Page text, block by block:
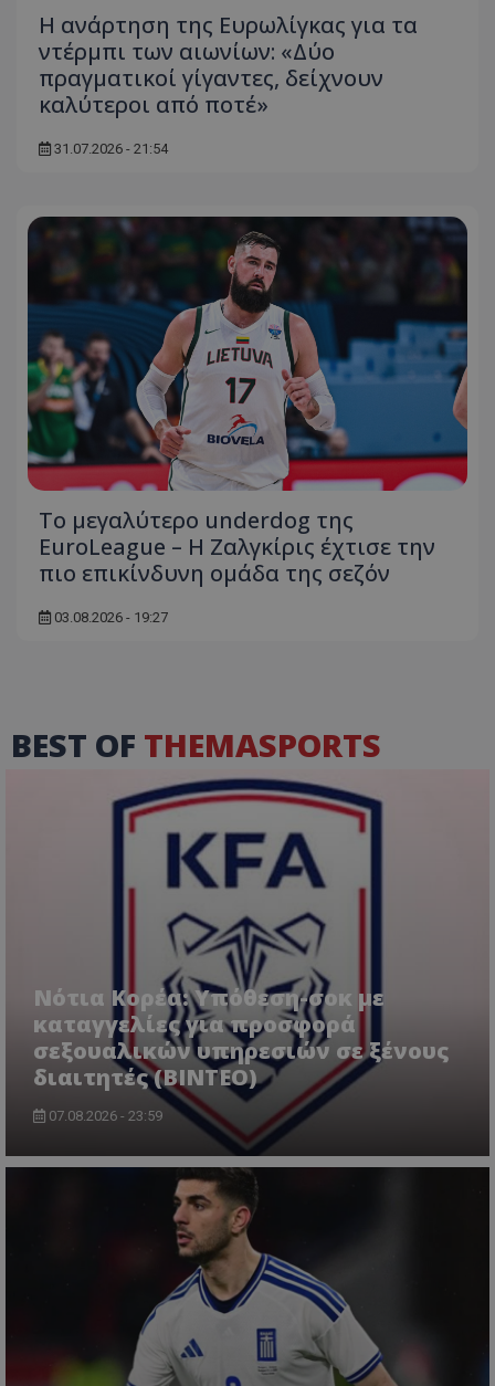
Η ανάρτηση της Ευρωλίγκας για τα
ντέρμπι των αιωνίων: «Δύο
πραγματικοί γίγαντες, δείχνουν
καλύτεροι από ποτέ»
31.07.2026 - 21:54
Το μεγαλύτερο underdog της
EuroLeague – Η Ζαλγκίρις έχτισε την
πιο επικίνδυνη ομάδα της σεζόν
03.08.2026 - 19:27
BEST OF THEMASPORTS
Νότια Κορέα: Υπόθεση-σοκ με
καταγγελίες για προσφορά
σεξουαλικών υπηρεσιών σε ξένους
διαιτητές (BINTEO)
07.08.2026 - 23:59